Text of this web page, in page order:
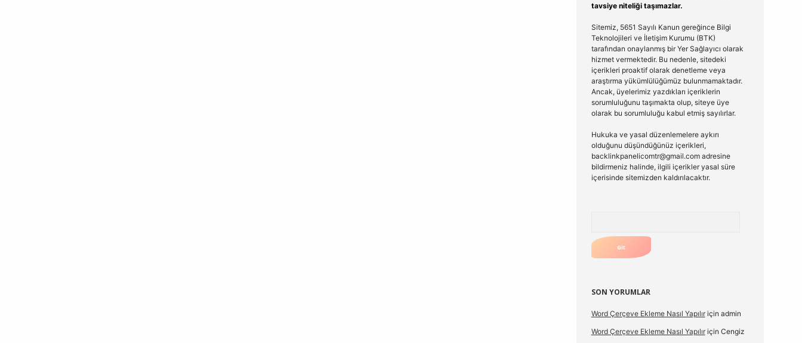
tavsiye niteliği taşımazlar.
Sitemiz, 5651 Sayılı Kanun gereğince Bilgi
Teknolojileri ve İletişim Kurumu (BTK)
tarafından onaylanmış bir Yer Sağlayıcı olarak
hizmet vermektedir. Bu nedenle, sitedeki
içerikleri proaktif olarak denetleme veya
araştırma yükümlülüğümüz bulunmamaktadır.
Ancak, üyelerimiz yazdıkları içeriklerin
sorumluluğunu taşımakta olup, siteye üye
olarak bu sorumluluğu kabul etmiş sayılırlar.
Hukuka ve yasal düzenlemelere aykırı
olduğunu düşündüğünüz içerikleri,
backlinkpanelicomtr@gmail.comadresine
bildirmeniz halinde, ilgili içerikler yasal süre
içerisinde sitemizden kaldırılacaktır.
SON YORUMLAR
Word Çerçeve Ekleme Nasıl Yapılıriçin admin
Word Çerçeve Ekleme Nasıl Yapılıriçin Cengiz